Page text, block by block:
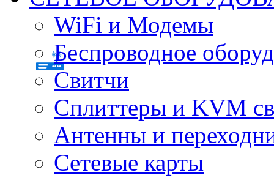
WiFi и Модемы
Беспроводное
Свитчи
Сплиттеры и KVM
Антенны и
Сетевые карты